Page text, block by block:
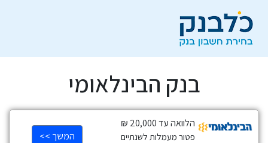
בנק הבינלאומי
הלוואה עד 20,000 ₪
פטור מעמלות לשנתיים המשך >>